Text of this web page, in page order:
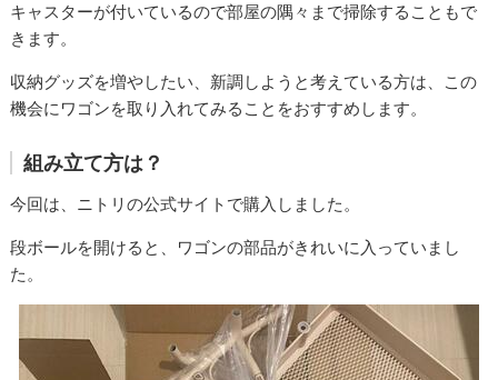
キャスターが付いているので部屋の隅々まで掃除することもで
きます。
収納グッズを増やしたい、新調しようと考えている方は、この
機会にワゴンを取り入れてみることをおすすめします。
組み立て方は？
今回は、ニトリの公式サイトで購入しました。
段ボールを開けると、ワゴンの部品がきれいに入っていまし
た。